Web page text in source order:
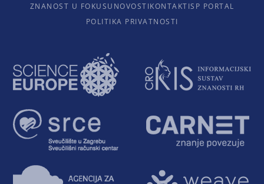
ZNANOST U FOKUSU NOVOSTIKONTAKTISP PORTAL
POLITIKA PRIVATNOSTI